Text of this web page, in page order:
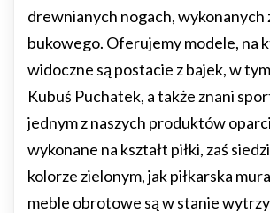
drewnianych nogach, wykonanych
bukowego. Oferujemy modele, na
widoczne są postacie z bajek, w
Kubuś Puchatek, a także znani
jednym z naszych produktów
wykonane na kształt piłki, zaś
kolorze zielonym, jak piłkarska
meble obrotowe są w stanie